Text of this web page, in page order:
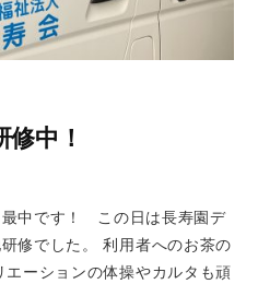
中！
中です！ この日は長寿園デ
修でした。 利用者へのお茶の
ーションの体操やカルタも頑